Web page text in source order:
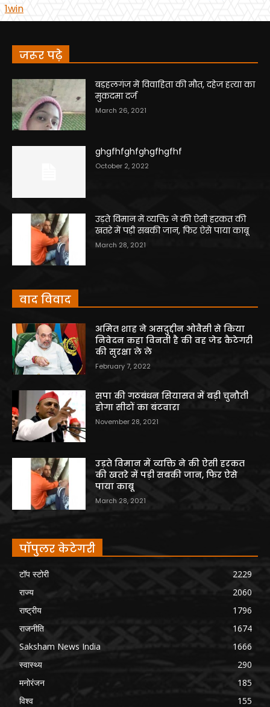
जरूर पढ़े
बड़हलगंज में विवाहिता की मौत, दहेज हत्या का
मुकदमा दर्ज
March 26, 2021
ghgfhfghfghgfhgfhf
October 2, 2022
उड़ते विमान में व्यक्ति ने की ऐसी हरकत की
खतरे में पड़ी सबकी जान, फिर ऐसे पाया काबू
March 28, 2021
वाद विवाद
अमित शाह ने असदुद्दीन ओवैसी से किया
निवेदन कहा विनती है की वह जेड कैटेगरी
की सुरक्षा ले ले
February 7, 2022
सपा की गठबंधन सियासत में बड़ी चुनौती
होगा सीटों का बंटवारा
November 28, 2021
उड़ते विमान में व्यक्ति ने की ऐसी हरकत
की खतरे में पड़ी सबकी जान, फिर ऐसे
पाया काबू
March 28, 2021
पॉपुलर केटेगरी
टॉप स्टोरी
2229
राज्य
2060
राष्ट्रीय
1796
राजनीति
1674
Saksham News India
1666
स्वास्थ्य
290
मनोरंजन
185
विश्व
155